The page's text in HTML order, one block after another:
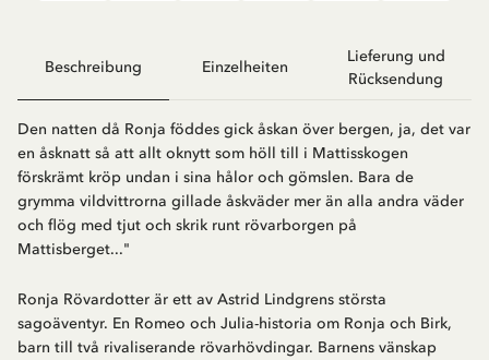
Beschreibung Einzelheiten
Lieferung und
Rücksendung
Den natten då Ronja föddes gick åskan över bergen, ja, det var
en åsknatt så att allt oknytt som höll till i Mattisskogen
förskrämt kröp undan i sina hålor och gömslen. Bara de
grymma vildvittrorna gillade åskväder mer än alla andra väder
och flög med tjut och skrik runt rövarborgen på
Mattisberget..."
Ronja Rövardotter är ett av Astrid Lindgrens största
sagoäventyr. En Romeo och Julia-historia om Ronja och Birk,
barn till två rivaliserande rövarhövdingar. Barnens vänskap